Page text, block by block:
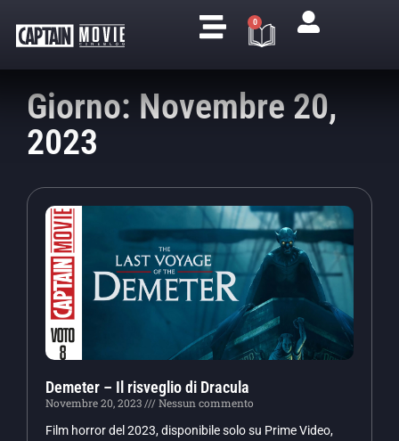
0
Giorno: Novembre 20,
2023
Demeter – Il risveglio di Dracula
Novembre 20, 2023
Nessun commento
Film horror del 2023, disponibile solo su Prime Video,